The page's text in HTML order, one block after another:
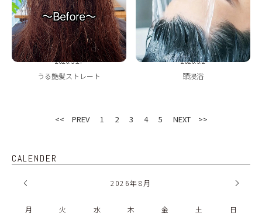
2026.3.27
うる艶髪ストレート
2026.3.2
頭浸浴
<< PREV 1 2 3 4 5 NEXT >>
CALENDER
2026年8月
月 火 水 木 金 土
日